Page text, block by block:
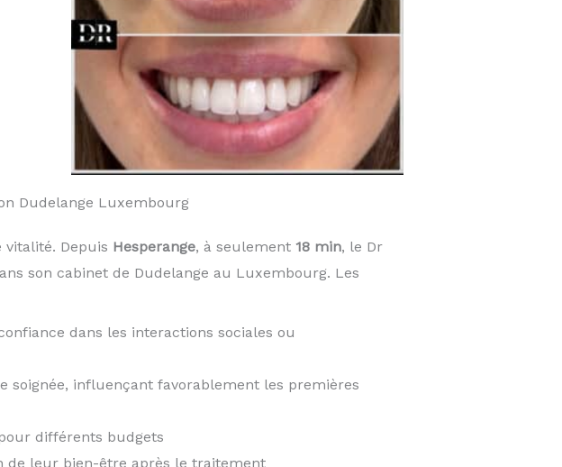
Dudelange Luxembourg
Depuis Hesperange, à seulement 18 min, le Dr
son cabinet de Dudelange au Luxembourg. Les
dans les interactions sociales ou
influençant favorablement les premières
différents budgets
leur bien-être après le traitement